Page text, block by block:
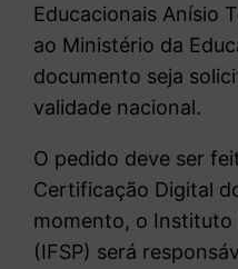
Educacionais Anísio
ao Ministério da
documento seja
validade nacional.
O pedido deve ser
Certificação Digital
momento, o Instituto
(IFSP) será